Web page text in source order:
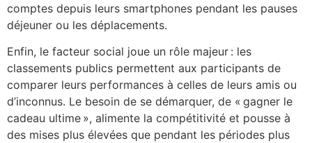
comptes depuis leurs smartphones pendant les pauses
déjeuner ou les déplacements.
Enfin, le facteur social joue un rôle majeur : les
classements publics permettent aux participants de
comparer leurs performances à celles de leurs amis ou
d’inconnus. Le besoin de se démarquer, de « gagner le
cadeau ultime », alimente la compétitivité et pousse à
des mises plus élevées que pendant les périodes plus